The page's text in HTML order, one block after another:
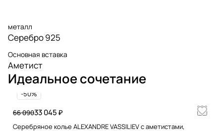
металл
Серебро 925
Основная вставка
Аметист
Идеальное сочетание
-50%
33 045 ₽
66 090
Серебряное колье ALEXANDRE VASSILIEV с аметистами,